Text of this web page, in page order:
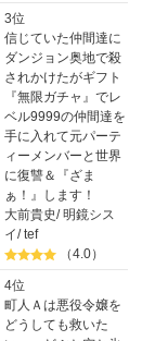
3位
信じていた仲間達に
ダンジョン奥地で殺
されかけたがギフト
『無限ガチャ』でレ
ベル9999の仲間達を
手に入れて元パーテ
ィーメンバーと世界
に復讐＆『ざま
ぁ！』します！
大前貴史/明鏡シス
イ/tef
（4.0）
4位
町人Ａは悪役令嬢を
どうしても救いた